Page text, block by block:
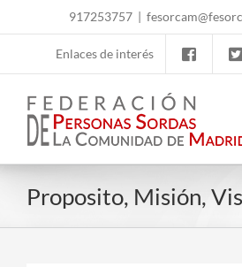
to
917253757 |
Enlaces de interés
Proposito, Misión,